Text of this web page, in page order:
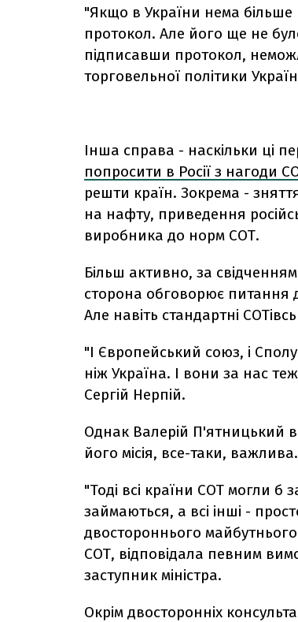
"Якщо в України нема більше
протокол. Але його ще не
підписавши протокол,
торговельної політики
Інша справа - наскільки ці
попросити в Росії з нагоди
решти країн. Зокрема -
на нафту, приведення
виробника до норм СОТ.
Більш активно, за
сторона обговорює питання
Але навіть стандартні
"І Європейський союз, і
ніж Україна. І вони за нас
Сергій Нерпій.
Однак Валерій П'ятницький в
його місія, все-таки, важлива.
"Тоді всі країни СОТ могли б
займаються, а всі інші -
двостороннього
СОТ, відповідала певним
заступник міністра.
Окрім двосторонніх